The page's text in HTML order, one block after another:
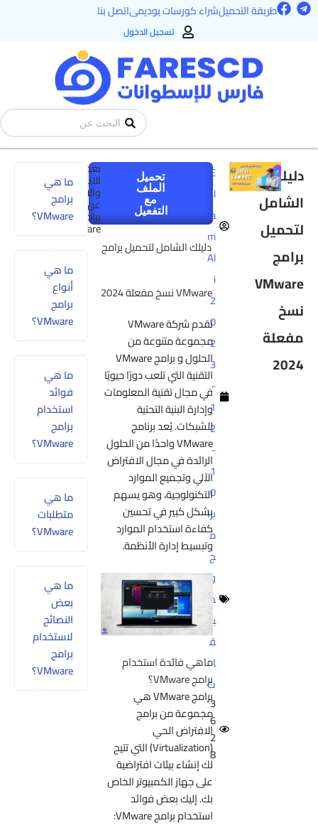
طريقة التحميلشراء كورسات يوديمىاتصل بنا T
e
F
a تسجيل الدخول
Search
دليلك
الشامل
لتحميل
برامج
VMware
نسخ
مفعلة
2024
sl
m
Al
1
برا
ج
وت
ط
ق
ت
2
تحميل
الملف
مع
التفعيل
دليلك الشامل لتحميل برامج
VMware نسخ مفعلة 2024
تقدم شركة VMware
مجموعة متنوعة من
الحلول و برامج VMware
التقنية التي تلعب دورًا حيويًا
في مجال تقنية المعلومات
وإدارة البنية التحتية
للشبكات. يُعد برنامج
VMware واحدًا من الحلول
الرائدة في مجال الافتراض
الآلي وتجميع الموارد
التكنولوجية، وهو يسهم
بشكل كبير في تحسين
كفاءة استخدام الموارد
وتبسيط إدارة الأنظمة.
ماهي فائدة استخدام
برامج VMware؟
برامج VMware هي
مجموعة من برامج
الافتراض الحي
(Virtualization) التي تتيح
لك إنشاء بيئات افتراضية
على جهاز الكمبيوتر الخاص
بك. إليك بعض فوائد
استخدام برامج VMware:
بعض
الاسئلة
والاجابات
عن
برامج
VMware
ما هي
برامج
VMware؟
ما هي
أنواع
برامج
VMware؟
ما هي
فوائد
استخدام
برامج
VMware؟
ما هي
متطلبات
VMware؟
ما هي
بعض
النصائح
لاستخدام
برامج
VMware؟